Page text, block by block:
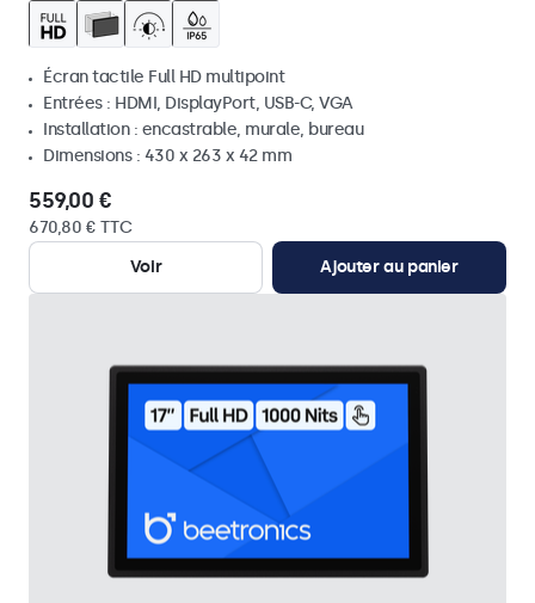
Écran tactile Full HD multipoint
Entrées : HDMI, DisplayPort, USB-C, VGA
Installation : encastrable, murale, bureau
Dimensions : 430 x 263 x 42 mm
559,00 €
670,80 € TTC
Voir
Ajouter au panier